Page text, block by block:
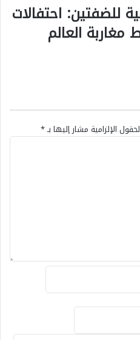
للضفتين: احتفالات
مغاربة العالم
الإلزامية مشار إليها بـ*